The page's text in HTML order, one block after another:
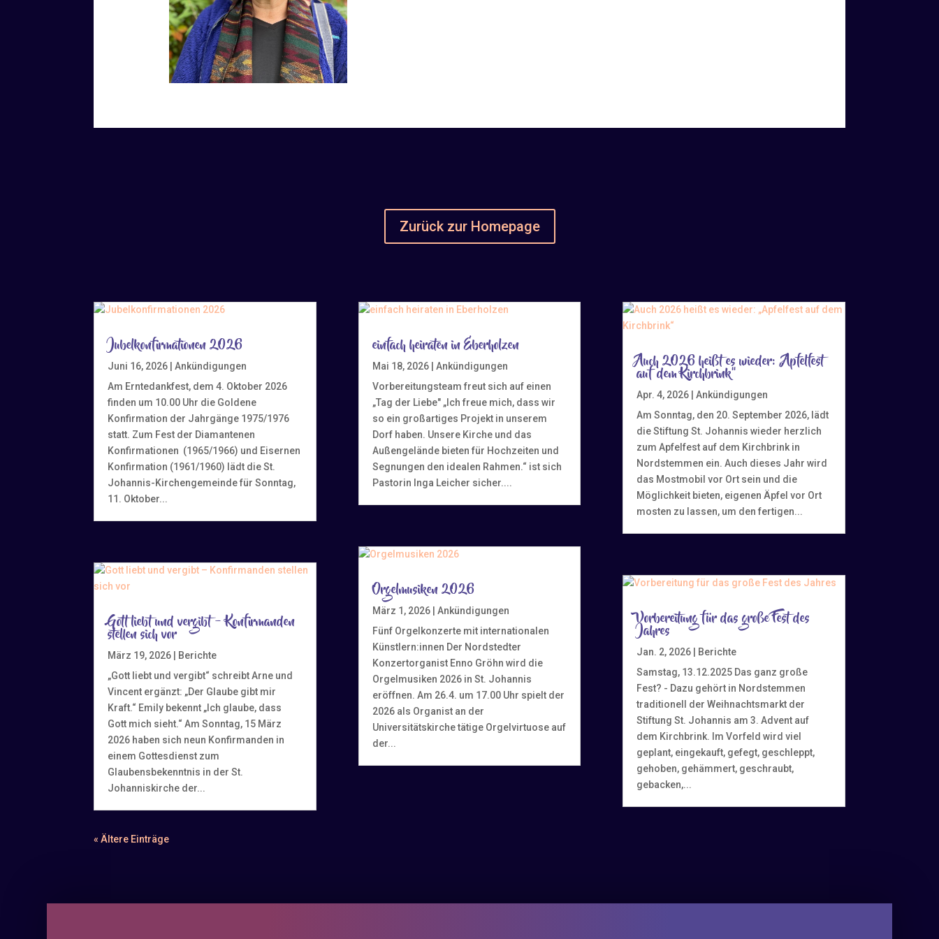
Zurück zur Homepage
Jubelkonfirmationen 2026
Juni 16, 2026 |Ankündigungen
Am Erntedankfest, dem 4. Oktober 2026
finden um 10.00 Uhr die Goldene
Konfirmation der Jahrgänge 1975/1976
statt. Zum Fest der Diamantenen
Konfirmationen (1965/1966) und Eisernen
Konfirmation (1961/1960) lädt die St.
Johannis-Kirchengemeinde für Sonntag,
11. Oktober...
Gott liebt und vergibt – Konfirmanden
stellen sich vor
März 19, 2026
Berichte
„Gott liebt und vergibt“ schreibt Arne und
Vincent ergänzt: „Der Glaube gibt mir
Kraft.“ Emily bekennt „Ich glaube, dass
Gott mich sieht.“ Am Sonntag, 15 März
2026 haben sich neun Konfirmanden in
einem Gottesdienst zum
Glaubensbekenntnis in der St.
Johanniskirche der...
einfach heiraten in Eberholzen
Mai 18, 2026| Ankündigungen
Vorbereitungsteam freut sich auf einen
„Tag der Liebe" „Ich freue mich, dass wir
so ein großartiges Projekt in unserem
Dorf haben. Unsere Kirche und das
Außengelände bieten für Hochzeiten und
Segnungen den idealen Rahmen.“ ist sich
Pastorin Inga Leicher sicher....
Orgelmusiken 2026
März 1, 2026| Ankündigungen
Fünf Orgelkonzerte mit internationalen
Künstlern:innen Der Nordstedter
Konzertorganist Enno Gröhn wird die
Orgelmusiken 2026 in St. Johannis
eröffnen. Am 26.4. um 17.00 Uhr spielt der
2026 als Organist an der
Universitätskirche tätige Orgelvirtuose auf
der...
Auch 2026 heißt es wieder: „Apfelfest
auf dem Kirchbrink“
Apr. 4, 2026| Ankündigungen
Am Sonntag, den 20. September 2026, lädt
die Stiftung St. Johannis wieder herzlich
zum Apfelfest auf dem Kirchbrink in
Nordstemmen ein. Auch dieses Jahr wird
das Mostmobil vor Ort sein und die
Möglichkeit bieten, eigenen Äpfel vor Ort
mosten zu lassen, um den fertigen...
Vorbereitung für das große Fest des
Jahres
Jan. 2, 2026|
Berichte
Samstag, 13.12.2025 Das ganz große
Fest? - Dazu gehört in Nordstemmen
traditionell der Weihnachtsmarkt der
Stiftung St. Johannis am 3. Advent auf
dem Kirchbrink. Im Vorfeld wird viel
geplant, eingekauft, gefegt, geschleppt,
gehoben, gehämmert, geschraubt,
gebacken,...
« Ältere Einträge